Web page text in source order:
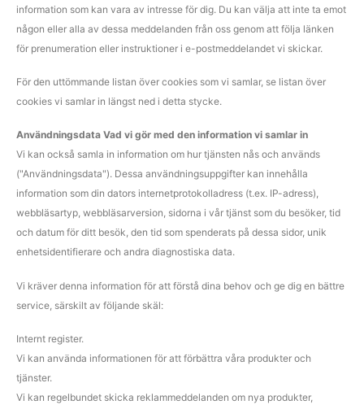
information som kan vara av intresse för dig. Du kan välja att inte ta emot
någon eller alla av dessa meddelanden från oss genom att följa länken
för prenumeration eller instruktioner i e-postmeddelandet vi skickar.
För den uttömmande listan över cookies som vi samlar, se listan över
cookies vi samlar in längst ned i detta stycke.
Användningsdata Vad vi gör med den information vi samlar in
Vi kan också samla in information om hur tjänsten nås och används
("Användningsdata"). Dessa användningsuppgifter kan innehålla
information som din dators internetprotokolladress (t.ex. IP-adress),
webbläsartyp, webbläsarversion, sidorna i vår tjänst som du besöker, tid
och datum för ditt besök, den tid som spenderats på dessa sidor, unik
enhetsidentifierare och andra diagnostiska data.
Vi kräver denna information för att förstå dina behov och ge dig en bättre
service, särskilt av följande skäl:
Internt register.
Vi kan använda informationen för att förbättra våra produkter och
tjänster.
Vi kan regelbundet skicka reklammeddelanden om nya produkter,